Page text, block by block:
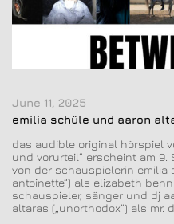
June 11, 2025
emilia schüle und aaron
das audible original hörspiel
und vorurteil“ erscheint am 9.
von der schauspielerin emilia
antoinette“) als elizabeth
schauspieler, sänger und dj a
altaras („unorthodox“) als mr.